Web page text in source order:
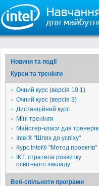
Новини та події
Курси та тренінги
Очний курс (версія 10.1)
Очний курс (версія 3)
Дистанційний курс
Міні тренінги
Майстер-класи для тренерів
Intel® "Шлях до успіху"
Курс Intel® "Метод проектів"
ІКТ: стратегія розвитку
освітнього закладу
Веб-спільноти програми